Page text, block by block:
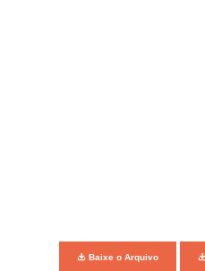
Baixe o Arquivo